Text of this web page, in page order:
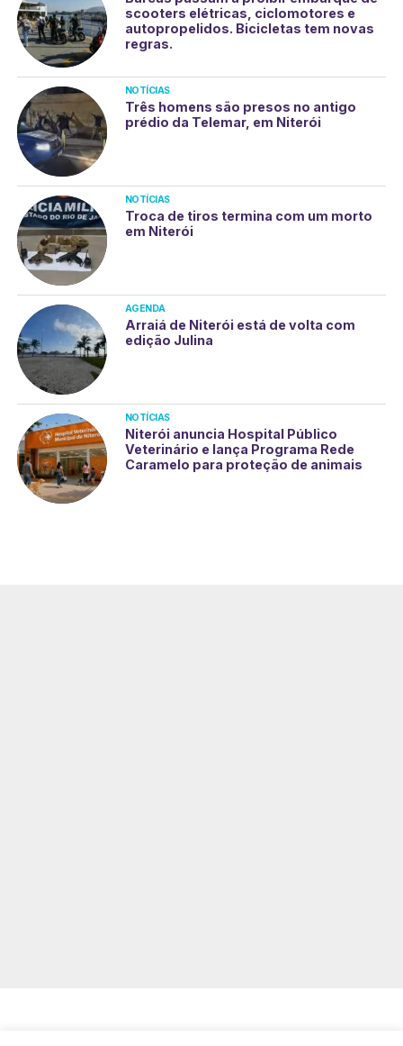
scooters elétricas, ciclomotores e
autopropelidos. Bicicletas tem novas
regras.
NOTÍCIAS
Três homens são presos no antigo
prédio da Telemar, em Niterói
NOTÍCIAS
Troca de tiros termina com um morto
em Niterói
AGENDA
Arraiá de Niterói está de volta com
edição Julina
NOTÍCIAS
Niterói anuncia Hospital Público
Veterinário e lança Programa Rede
Caramelo para proteção de animais